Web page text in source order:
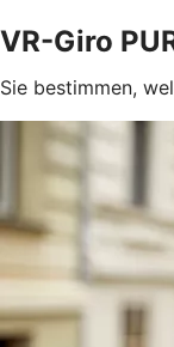
VR-Giro
Sie bestimmen,